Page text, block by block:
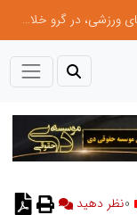
توسعه ورزش‌های رزمی و ترویج هرچه بهتر رشته‌های ورزشی، در گرو خلاقیت و نوآوری است
نظر دهید